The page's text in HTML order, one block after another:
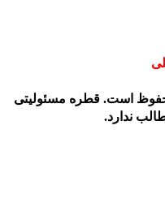
است. قطره مسئولیتی
ندارد.